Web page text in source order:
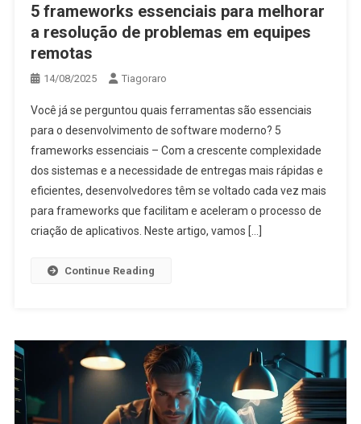
5 frameworks essenciais para melhorar
a resolução de problemas em equipes
remotas
14/08/2025 Tiagoraro
Você já se perguntou quais ferramentas são essenciais
para o desenvolvimento de software moderno? 5
frameworks essenciais – Com a crescente complexidade
dos sistemas e a necessidade de entregas mais rápidas e
eficientes, desenvolvedores têm se voltado cada vez mais
para frameworks que facilitam e aceleram o processo de
criação de aplicativos. Neste artigo, vamos […]
Continue Reading